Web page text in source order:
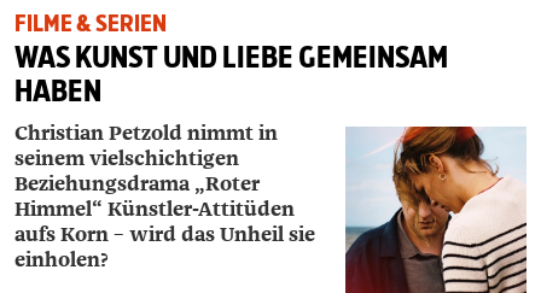
FILME & SERIEN
WAS KUNST UND LIEBE GEMEINSAM
HABEN
Christian Petzold nimmt in
seinem vielschichtigen
Beziehungsdrama „Roter
Himmel“ Künstler-Attitüden
aufs Korn – wird das Unheil sie
einholen?